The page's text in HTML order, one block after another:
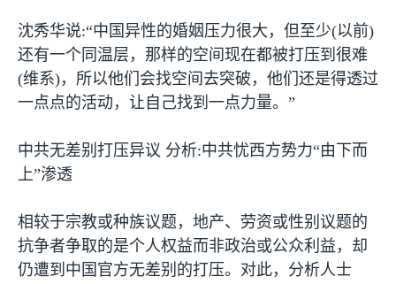
沈秀华说:“中国异性的婚姻压力很大，但至少(以前)
还有一个同温层，那样的空间现在都被打压到很难
(维系)，所以他们会找空间去突破，他们还是得透过
一点点的活动，让自己找到一点力量。”
中共无差别打压异议 分析:中共忧西方势力“由下而
上”渗透
相较于宗教或种族议题，地产、劳资或性别议题的
抗争者争取的是个人权益而非政治或公众利益，却
仍遭到中国官方无差别的打压。对此，分析人士